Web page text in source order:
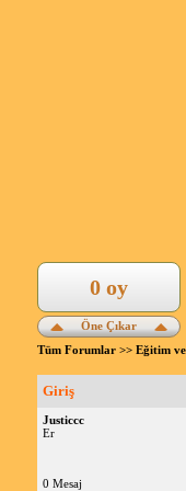
Öne Çıkar
0 oy
Tüm Forumlar>> Eğitim
Giriş
Justiccc
Er
0 Mesaj